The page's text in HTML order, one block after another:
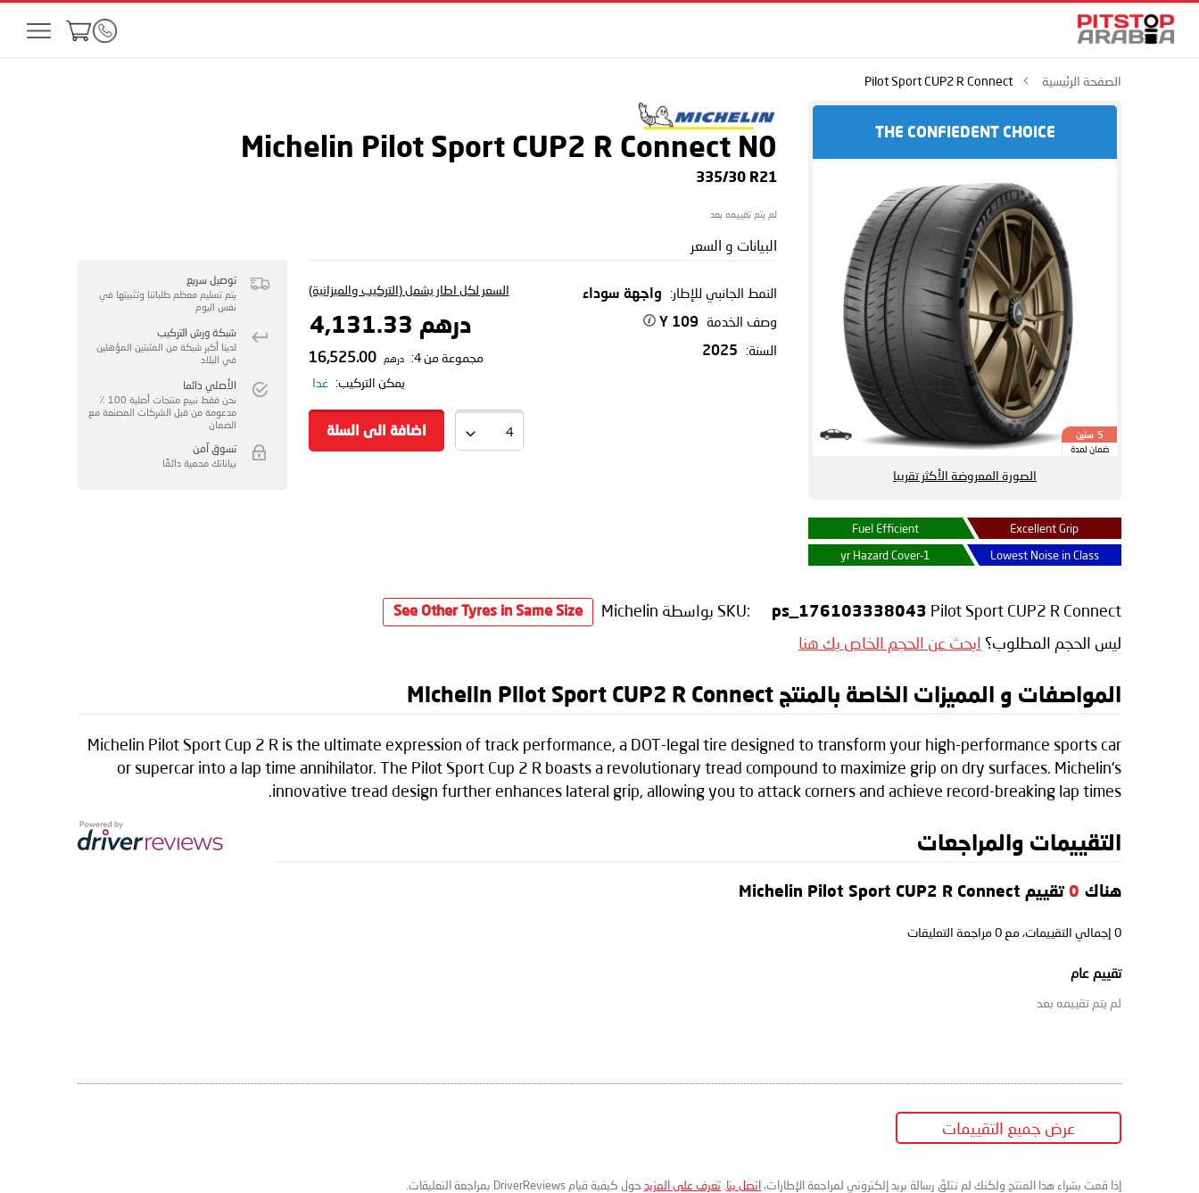
الصفحة الرئيسية Pilot Sport CUP2 R Connect
Michelin Pilot Sport CUP2 R Connect N0
335/30 R21
لم يتم تقييمه بعد
THE CONFIEDENT CHOICE
5 سنين
ضمان لمدة
الصورة المعروضة الأكثر تقريبا
Excellent Grip
Fuel Efficient
Lowest Noise in Class
1-yr Hazard Cover
البيانات و السعر
النمط الجانبي للإطار: واجهة سوداء
وصف الخدمة 109 Y
السنة: 2025
السعر لكل اطار يشمل (التركيب والميزانية)
درهم 4,131.33
مجموعة من 4: درهم 16,525.00
يمكن التركيب: غدا
اضافة الى السلة
توصيل سريع
يتم تسليم معظم طلباتنا وتثبيتها في
نفس اليوم
شبكة ورش التركيب
لدينا أكبر شبكة من المثبتين المؤهلين
في البلاد
الأصلي دائما
نحن فقط نبيع منتجات أصلية 100 ٪
مدعومة من قبل الشركات المصنعة مع
الضمان
تسوق آمن
بياناتك محمية دائمًا
SKU: ps_176103338043 Pilot Sport CUP2 R Connect بواسطة Michelin See Other Tyres in Same Size
ليس الحجم المطلوب؟ ابحث عن الحجم الخاص بك هنا
المواصفات و المميزات الخاصة بالمنتج Michelin Pilot Sport CUP2 R Connect
Michelin Pilot Sport Cup 2 R is the ultimate expression of track performance, a DOT-legal tire designed to transform your high-performance sports car
or supercar into a lap time annihilator. The Pilot Sport Cup 2 R boasts a revolutionary tread compound to maximize grip on dry surfaces. Michelin's
innovative tread design further enhances lateral grip, allowing you to attack corners and achieve record-breaking lap times.
التقييمات والمراجعات
هناك 0 تقييم Michelin Pilot Sport CUP2 R Connect
0 إجمالي التقييمات، مع 0 مراجعة التعليقات
تقييم عام
لم يتم تقييمه بعد
عرض جميع التقييمات
إذا قمت بشراء هذا المنتج ولكنك لم تتلقَ رسالة بريد إلكتروني لمراجعة الإطارات، اتصل بنا تعرف على المزيد حول كيفية قيام DriverReviews بمراجعة التعليقات.